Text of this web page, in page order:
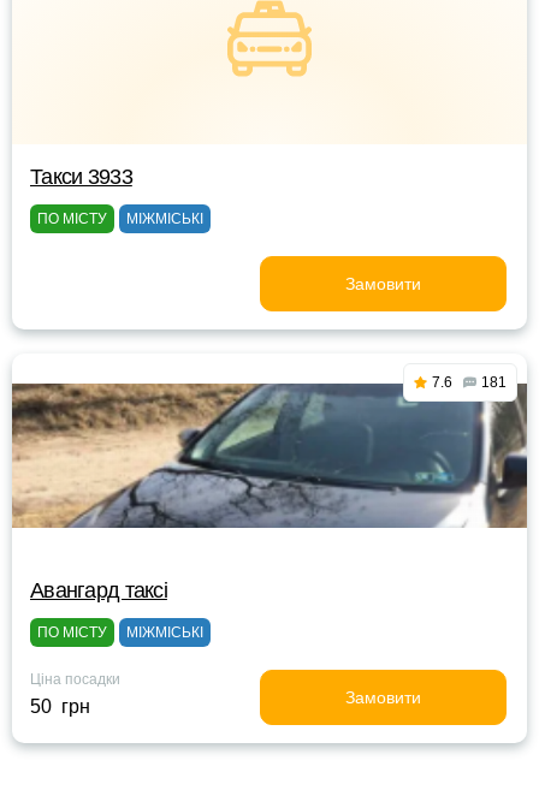
Такси 3933
ПО МІСТУ МІЖМІСЬКІ
Замовити
7.6 181
Авангард таксі
ПО МІСТУ МІЖМІСЬКІ
Ціна посадки
50 грн Замовити